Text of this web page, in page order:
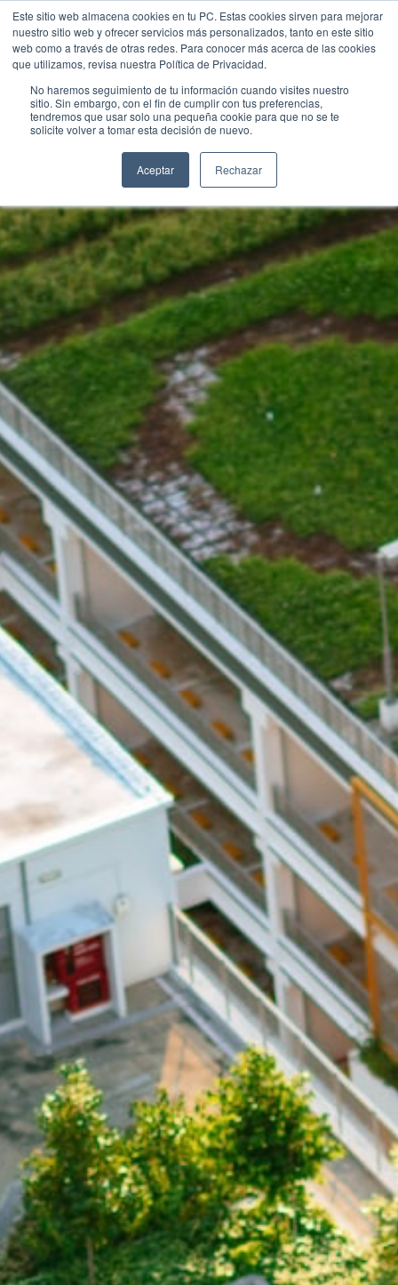
Este sitio web almacena cookies en tu PC. Estas cookies sirven para mejorar
nuestro sitio web y ofrecer servicios más personalizados, tanto en este sitio
web como a través de otras redes. Para conocer más acerca de las cookies
que utilizamos, revisa nuestra Política de Privacidad.
No haremos seguimiento de tu información cuando visites nuestro
sitio. Sin embargo, con el fin de cumplir con tus preferencias,
tendremos que usar solo una pequeña cookie para que no se te
solicite volver a tomar esta decisión de nuevo.
Aceptar Rechazar
UNEIX-
TE
SOM CONEIXEMENT